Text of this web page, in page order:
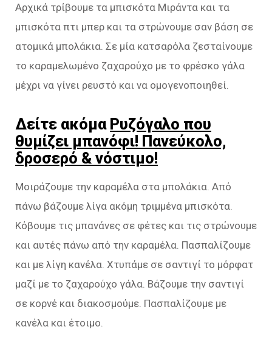
Αρχικά τρίβουμε τα μπισκότα Μιράντα και τα
μπισκότα πτι μπερ και τα στρώνουμε σαν βάση σε
ατομικά μπολάκια. Σε μία κατσαρόλα ζεσταίνουμε
το καραμελωμένο ζαχαρούχο με το φρέσκο γάλα
μέχρι να γίνει ρευστό και να ομογενοποιηθεί.
Δείτε ακόμα Ρυζόγαλο που
θυμίζει μπανόφι! Πανεύκολο,
δροσερό & νόστιμο!
Μοιράζουμε την καραμέλα στα μπολάκια. Από
πάνω βάζουμε λίγα ακόμη τριμμένα μπισκότα.
Κόβουμε τις μπανάνες σε φέτες και τις στρώνουμε
και αυτές πάνω από την καραμέλα. Πασπαλίζουμε
και με λίγη κανέλα. Χτυπάμε σε σαντιγί το μόρφατ
μαζί με το ζαχαρούχο γάλα. Βάζουμε την σαντιγί
σε κορνέ και διακοσμούμε. Πασπαλίζουμε με
κανέλα και έτοιμο.